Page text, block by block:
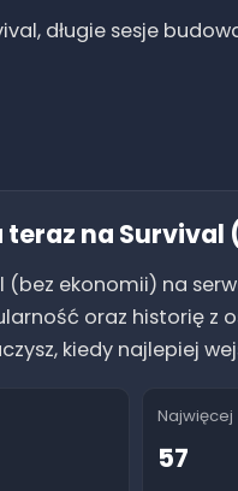
długie sesje
teraz na Survival
(bez ekonomii) na
oraz historię z
kiedy najlepiej
Najwięcej
57